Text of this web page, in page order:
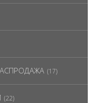
(17)
(22)